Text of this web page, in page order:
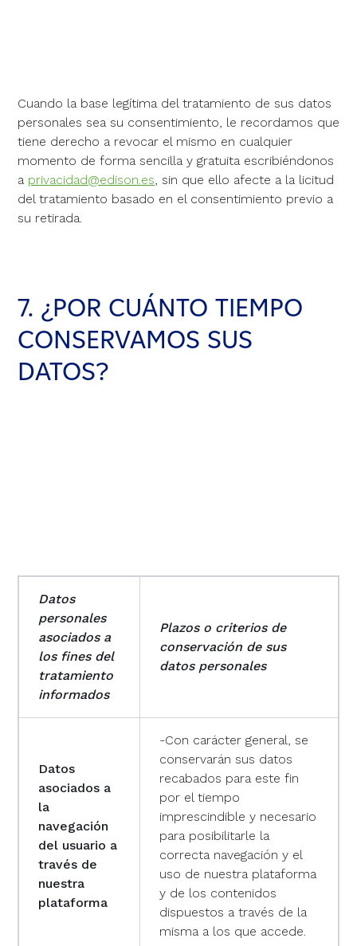
Cuando la base legítima del tratamiento de sus datos
personales sea su consentimiento, le recordamos que
tiene derecho a revocar el mismo en cualquier
momento de forma sencilla y gratuita escribiéndonos
a privacidad@edison.es, sin que ello afecte a la licitud
del tratamiento basado en el consentimiento previo a
su retirada.
7. ¿POR CUÁNTO TIEMPO
CONSERVAMOS SUS
DATOS?
Datos
personales
asociados a
los fines del
tratamiento
informados
Plazos o criterios de
conservación de sus
datos personales
Datos
asociados a
la
navegación
del usuario a
través de
nuestra
plataforma
-Con carácter general, se
conservarán sus datos
recabados para este fin
por el tiempo
imprescindible y necesario
para posibilitarle la
correcta navegación y el
uso de nuestra plataforma
y de los contenidos
dispuestos a través de la
misma a los que accede.